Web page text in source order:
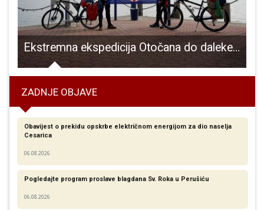
Ekstremna ekspedicija Otočana do daleke Rumunjske
ZADNJE OBJAVE
Obavijest o prekidu opskrbe električnom energijom za dio naselja
Cesarica
06.08.2026
Pogledajte program proslave blagdana Sv. Roka u Perušiću
06.08.2026